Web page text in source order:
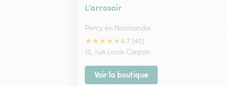
L’arrosoir
Percy en Normandie
★★★★★4.7 (40)
15, rue Louis Carpon
Voir la boutique